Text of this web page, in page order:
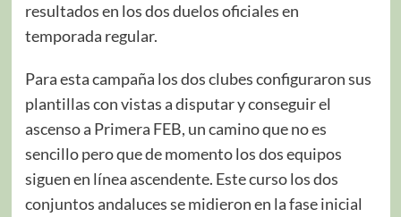
resultados en los dos duelos oficiales en
temporada regular.
Para esta campaña los dos clubes configuraron sus
plantillas con vistas a disputar y conseguir el
ascenso a Primera FEB, un camino que no es
sencillo pero que de momento los dos equipos
siguen en línea ascendente. Este curso los dos
conjuntos andaluces se midieron en la fase inicial